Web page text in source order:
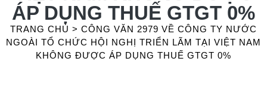
ÁP DỤNG THUẾ GTGT 0%
TRANG CHỦ > CÔNG VĂN 2979 VỀ CÔNG TY NƯỚC
NGOÀI TỔ CHỨC HỘI NGHỊ TRIỂN LÃM TẠI VIỆT NAM
KHÔNG ĐƯỢC ÁP DỤNG THUẾ GTGT 0%